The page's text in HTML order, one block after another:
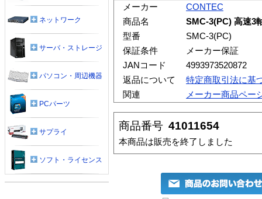
メーカー
CONTEC
商品名
SMC-3(PC) 高速3
型番
SMC-3(PC)
保証条件
メーカー保証
JANコード
4993973520872
返品について
特定商取引法に基
関連
メーカー商品ペー
商品番号 41011654
本商品は販売を終了しました
ネットワーク
サーバ・ストレージ
パソコン・周辺機器
PCパーツ
サプライ
ソフト・ライセンス